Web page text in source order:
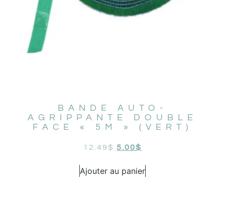
BANDE AUTO-
AGRIPPANTE DOUBLE
FACE « 5M » (VERT)
12.49$ 5.00$
Ajouter au panier